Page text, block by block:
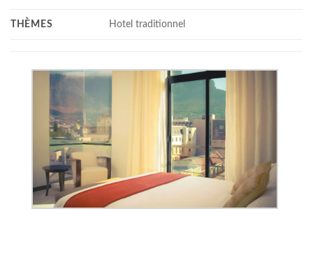
THÈMES Hotel traditionnel